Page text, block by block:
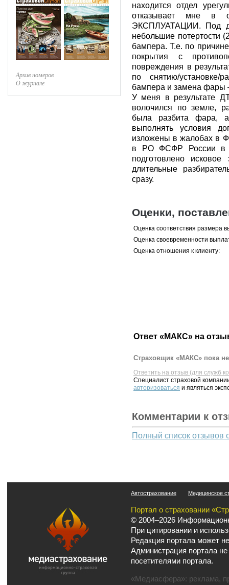
Архив номеров
О журнале
находится отдел
отказывает мне в
ЭКСПЛУАТАЦИИ. Под
небольшие потертости
бампера. Т.е. по
покрытия с
повреждения в
по снятию/установке/
бампера и замена фары
У меня в результате
волочился по земле,
была разбита фара,
выполнять условия
изложены в жалобах в
в РО ФСФР России в
подготовлено
длительные
сразу.
Оценки,
Оценка соответствия размера
Оценка своевременности
Оценка отношения к клиенту:
Ответ «МАКС» на
Страховщик «МАКС» пока
Ответить на отзыв (для служб
Специалист страховой
авторизоваться и являться
Комментарии к
Полный список отзывов
Автострахование Медицинское
Портал о страховании
© 2004–2026
При цитировании и
Редакция портала может
Администрация портала
посетителями портала.
«Медиасфера»: реклама,